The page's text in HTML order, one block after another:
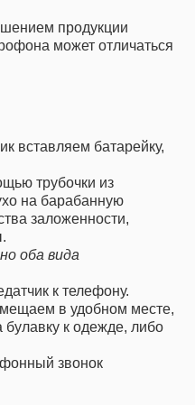
продукции
может отличаться
вставляем батарейку,
трубочки из
на барабанную
заложенности,
оба вида
к телефону.
в удобном месте,
к одежде, либо
звонок